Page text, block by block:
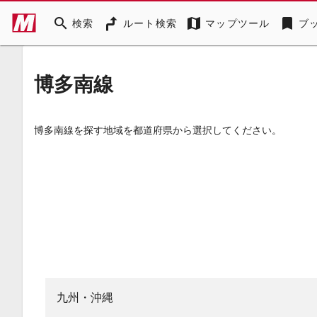
search 検索 ルート検索 map マップツール bookmark ブ
博多南線
博多南線を探す地域を都道府県から選択してください。
九州・沖縄